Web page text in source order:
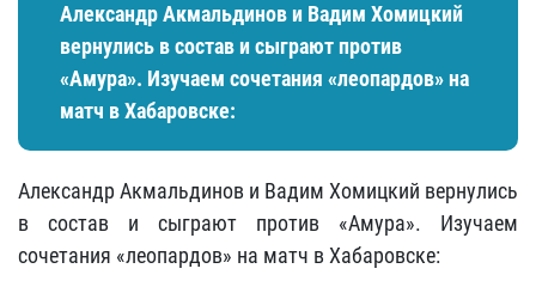
Александр Акмальдинов и Вадим Хомицкий
вернулись в состав и сыграют против
«Амура». Изучаем сочетания «леопардов» на
матч в Хабаровске:
Александр Акмальдинов и Вадим Хомицкий вернулись
в состав и сыграют против «Амура». Изучаем
сочетания «леопардов» на матч в Хабаровске: